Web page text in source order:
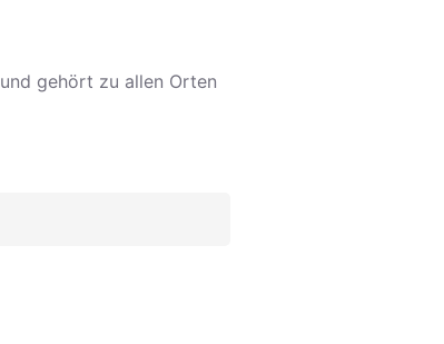
und gehört zu allen Orten